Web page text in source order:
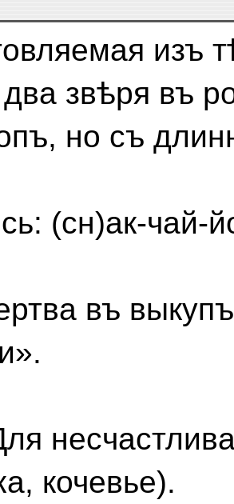
изъ
звѣря въ
но съ
(сн)ак-чай-
въ
кочевье).